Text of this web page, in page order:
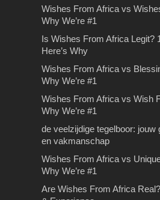
Rijles in
Amsterdam waarbij er
De juiste
– Exclucig.com
De juiste Vaprance
Exclucig.com Ben je op
een e-liquid voor jouw…
Zijn houten
wel zo een goed
Zijn houten
goed idee? Met zoveel
speeltjes om uit te…
Blessings From
Wishes From Africa vs
ChoiceIf you're
Op reis met je
wat mee te
Op reis met je kinderen:
nemen? De
aangebroken en…
Wishes From Africa vs
Why We’re #1
Is Wishes From Africa Legit?
Here’s Why
Wishes From Africa vs
Why We’re #1
Wishes From Africa vs Wish
Why We’re #1
de veelzijdige tegelboor: jouw
en vakmanschap
Wishes From Africa vs
Why We’re #1
Are Wishes From Africa